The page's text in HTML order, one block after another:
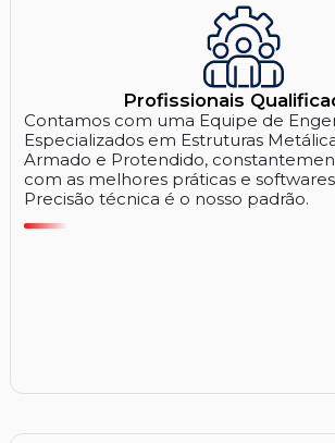
Profissionais
Contamos com uma Equipe de
Especializados em Estruturas
Armado e Protendido,
com as melhores práticas e
Precisão técnica é o nosso padrão.